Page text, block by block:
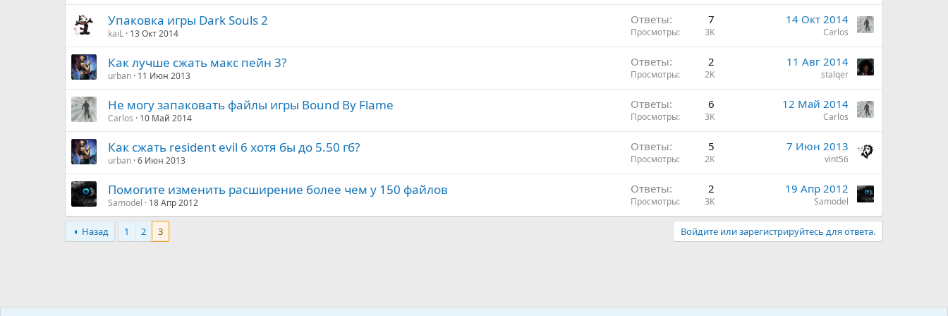
т
Упаковка игры Dark Souls 2
kaiL 13 Окт 2014
Ответы 7
Просмотры 3K
14 Окт 2014
Carlos
Как лучше сжать макс пейн 3?
urban 11 Июн 2013
Ответы 2
Просмотры 2K
11 Авг 2014
stalqer
Не могу запаковать файлы игры Bound By Flame
Carlos 10 Май 2014
Ответы 6
Просмотры 3K
12 Май 2014
Carlos
Как сжать resident evil 6 хотя бы до 5.50 гб?
urban 6 Июн 2013
Ответы 5
Просмотры 2K
7 Июн 2013
vint56
Помогите изменить расширение более чем у 150 файлов
Samodel 18 Апр 2012
Ответы 2
Просмотры 3K
19 Апр 2012
Samodel
Назад 1 2 3 Войдите или зарегистрируйтесь для ответа.